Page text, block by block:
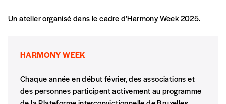
Le prix libre est un mode de fixation du prix
qu’il estime juste. Dans l’objectif de rendre nos
d’affirmer notre attachement aux valeurs de
solidarité, nous vous proposons d’estimer
vous-mêmes le coût de notre publication.
Un atelier organisé dans le cadre d’Harmony Week 2025.
HARMONY WEEK
Chaque année en début février, des associations et
des personnes participent activement au programme